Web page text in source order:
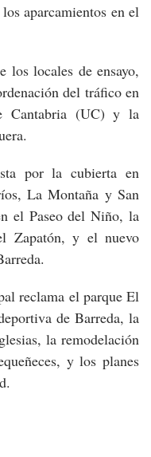
aparcamientos en el
locales de ensayo,
del tráfico en
Cantabria (UC) y la
por la cubierta en
La Montaña y San
el Paseo del Niño, la
Zapatón, y el nuevo
reclama el parque El
de Barreda, la
la remodelación
y los planes